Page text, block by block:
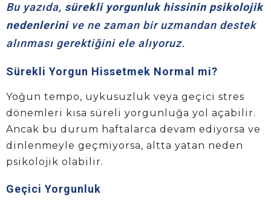
Bu yazıda, sürekli yorgunluk hissinin psikolojik
nedenlerinive ne zaman bir uzmandan destek
alınması gerektiğini ele alıyoruz.
Sürekli Yorgun Hissetmek Normal mi?
Yoğun tempo, uykusuzluk veya geçici stres
dönemleri kısa süreli yorgunluğa yol açabilir.
Ancak bu durum haftalarca devam ediyorsa ve
dinlenmeyle geçmiyorsa, altta yatan neden
psikolojik olabilir.
Geçici Yorgunluk